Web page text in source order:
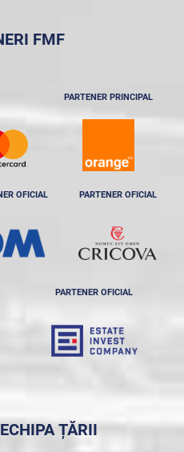
FMF
PARTENER PRINCIPAL
OFICIAL PARTENER OFICIAL
PARTENER OFICIAL
ȚĂRII